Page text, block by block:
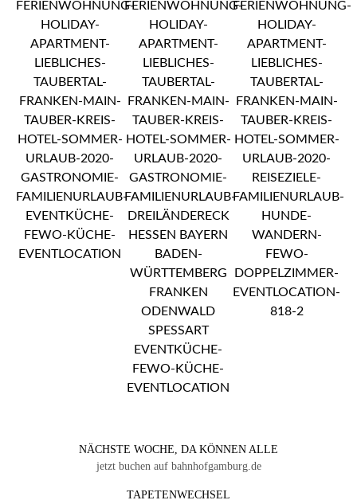
NÄCHSTE WOCHE, DA KÖNNEN ALLE
jetzt buchen auf bahnhofgamburg.de
TAPETENWECHSEL